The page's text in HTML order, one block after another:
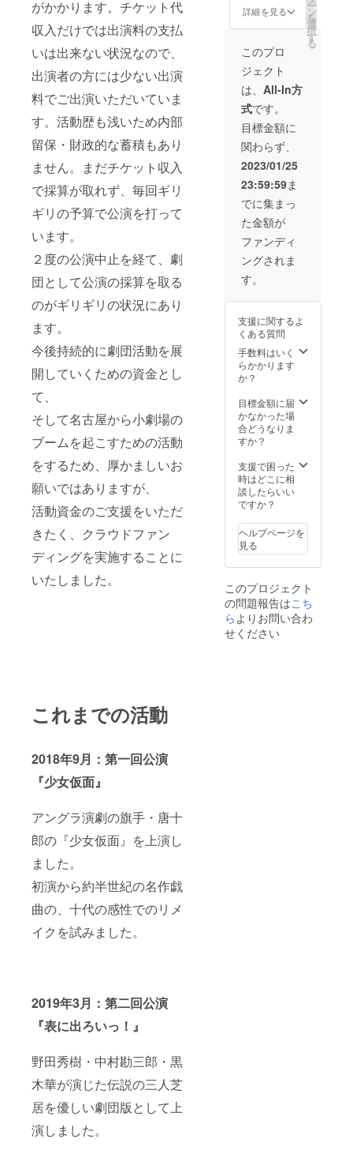
がかかります。チケット代
収入だけでは出演料の支払
いは出来ない状況なので、
出演者の方には少ない出演
料でご出演いただいていま
す。活動歴も浅いため内部
留保・財政的な蓄積もあり
ません。まだチケット収入
で採算が取れず、毎回ギリ
ギリの予算で公演を打って
います。
２度の公演中止を経て、劇
団として公演の採算を取る
のがギリギリの状況にあり
ます。
今後持続的に劇団活動を展
開していくための資金とし
て、
そして名古屋から小劇場の
ブームを起こすための活動
をするため、厚かましいお
願いではありますが、
活動資金のご支援をいただ
きたく、クラウドファン
ディングを実施することに
いたしました。
これまでの活動
2018年9月：第一回公演
『少女仮面』
アングラ演劇の旗手・唐十
郎の『少女仮面』を上演し
ました。
初演から約半世紀の名作戯
曲の、十代の感性でのリメ
イクを試みました。
2019年3月：第二回公演
『表に出ろいっ！』
野田秀樹・中村勘三郎・黒
木華が演じた伝説の三人芝
居を優しい劇団版として上
演しました。
もなく、別れ』
物〜女優、跳梁
跋扈（リビング
デッド）
篇！〜』元ネタ
データ ◎優しい
劇団今までとこ
れから ◎短編劇
出張公演 ◎尾崎
優人単身出張 ◎
フライヤー・劇
名前の掲載 ◎尾
崎からあなたに
一発ギャグ（10
個） ◎50年無料
券 ※1 短編劇出
張公演,尾崎優人
単身出張につき
ましては、事前
にご相談の上、
名古屋からの交
通費等別途ご負
担をお願いいた
します。また、
実施時期はお届
け予定の日程と
は異なる可能性
※2 お名前の掲載
に関しまして、
支援時に必ず備
考欄にご希望の
ください。記入
がない場合は
CAMPFIREにて
使用されている
を使用させて頂
きますのでご了
承ください。ま
た、特定の人物
を比喩するお名
前や公序良俗に
反するお名前は
掲載をお断りす
る事がございま
す。ご注意くだ
詳細を見る ー
ン
を
選
択
す
る
このプロ
ジェクト
は、 All-In方
式です。
目標金額に
関わらず、
2023/01/25
23:59:59ま
でに集まっ
た金額が
ファンディ
ングされま
す。
支援に関するよ
くある質問
手数料はいく
らかかります
か？
目標金額に届
かなかった場
合どうなりま
すか？
支援で困った
時はどこに相
談したらいい
ですか？
ヘルプページを
見る
このプロジェクト
の問題報告はこち
ら よりお問い合わ
せください